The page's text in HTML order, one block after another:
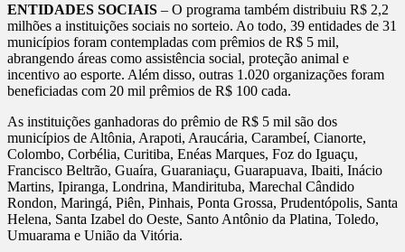
ENTIDADES SOCIAIS – O programa também distribuiu R$ 2,2
milhões a instituições sociais no sorteio. Ao todo, 39 entidades de 31
municípios foram contempladas com prêmios de R$ 5 mil,
abrangendo áreas como assistência social, proteção animal e
incentivo ao esporte. Além disso, outras 1.020 organizações foram
beneficiadas com 20 mil prêmios de R$ 100 cada.
As instituições ganhadoras do prêmio de R$ 5 mil são dos
municípios de Altônia, Arapoti, Araucária, Carambeí, Cianorte,
Colombo, Corbélia, Curitiba, Enéas Marques, Foz do Iguaçu,
Francisco Beltrão, Guaíra, Guaraniaçu, Guarapuava, Ibaiti, Inácio
Martins, Ipiranga, Londrina, Mandirituba, Marechal Cândido
Rondon, Maringá, Piên, Pinhais, Ponta Grossa, Prudentópolis, Santa
Helena, Santa Izabel do Oeste, Santo Antônio da Platina, Toledo,
Umuarama e União da Vitória.